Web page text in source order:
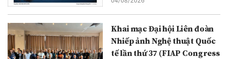
Khai mạc Đại hội Liên đoàn
Nhiếp ảnh Nghệ thuật Quốc
tế lần thứ 37 (FIAP Congress